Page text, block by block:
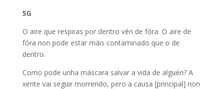
5G
O aire que respiras por dentro vén de fóra. O aire de
fóra non pode estar máis contaminado que o de
dentro.
Como pode unha máscara salvar a vida de alguén? A
xente vai seguir morrendo, pero a causa [principal] non